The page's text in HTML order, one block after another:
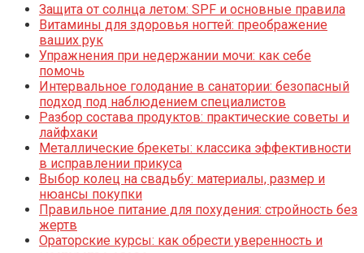
Защита от солнца летом: SPF и основные правила
Витамины для здоровья ногтей: преображение
ваших рук
Упражнения при недержании мочи: как себе
помочь
Интервальное голодание в санатории: безопасный
подход под наблюдением специалистов
Разбор состава продуктов: практические советы и
лайфхаки
Металлические брекеты: классика эффективности
в исправлении прикуса
Выбор колец на свадьбу: материалы, размер и
нюансы покупки
Правильное питание для похудения: стройность без
жертв
Ораторские курсы: как обрести уверенность и